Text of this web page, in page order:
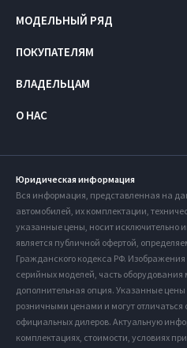
МОДЕЛЬНЫЙ РЯД
ПОКУПАТЕЛЯМ
ВЛАДЕЛЬЦАМ
О НАС
Юридическая информация
Вся информация, представленная на
автомобилей, их комплектации,
указанные цены, носит исключительно
является публичной офертой,
Гражданского кодекса РФ. Изображения
серийных моделей, часть оборудования
дополнительная опция. Указанные
розничными ценами и могут отличаться
официальных дилеров. Актуальную
комплектациях, стоимости, условиях